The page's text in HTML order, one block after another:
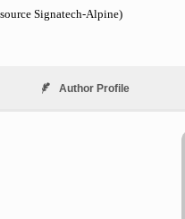
Signatech-Alpine)
Author Profile